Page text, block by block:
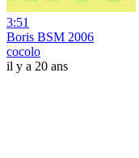
3:51
Boris BSM 2006
cocolo
il y a 20 ans